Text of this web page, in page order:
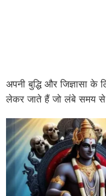
अपनी बुद्धि और जिज्ञासा के
लेकर जाते हैं जो लंबे समय से